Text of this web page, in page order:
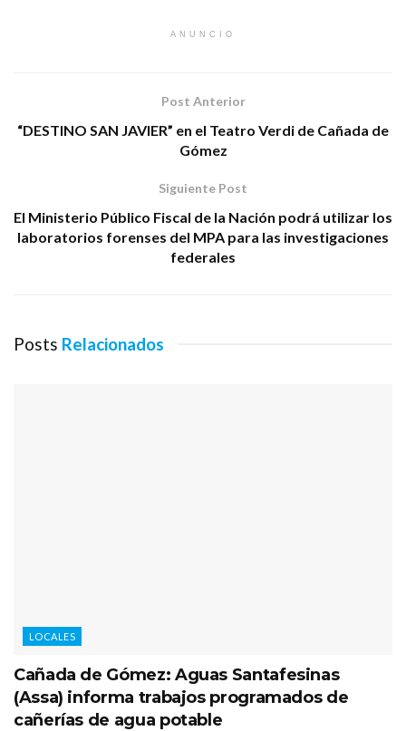
ANUNCIO
Post Anterior
“DESTINO SAN JAVIER” en el Teatro Verdi de Cañada de
Gómez
Siguiente Post
El Ministerio Público Fiscal de la Nación podrá utilizar los
laboratorios forenses del MPA para las investigaciones
federales
Posts Relacionados
LOCALES
Cañada de Gómez: Aguas Santafesinas
(Assa) informa trabajos programados de
cañerías de agua potable